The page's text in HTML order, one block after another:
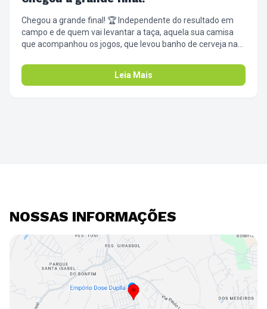
Chegou a grande final! 🏆 Independente do resultado em
campo e de quem vai levantar a taça, aquela sua camisa
que acompanhou os jogos, que levou banho de cerveja na
cumpriu o papel dela. Agora é hora de dar o descanso que
ela merece. Amanhã, pega a camisa da sorte, a bandeira
Leia Mais
NOSSAS INFORMAÇÕES